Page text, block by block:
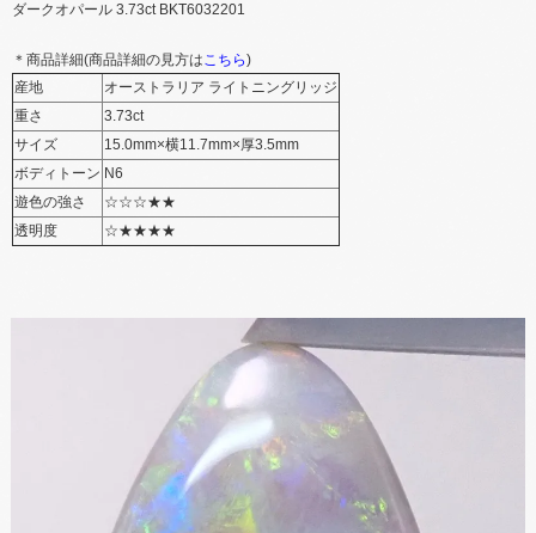
ダークオパール 3.73ct BKT6032201
＊商品詳細(商品詳細の​見方は​こちら)
産地
オーストラリア ライトニングリッジ
重さ
3.73ct
サイズ
15.0mm×横11.7mm×厚3.5mm
ボディトーン N6
遊色の​強さ
☆☆☆​★★
透明度
☆​★★★★